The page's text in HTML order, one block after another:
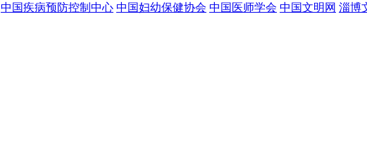
中国疾病预防控制中心 中国妇幼保健协会 中国医师学会 中国文明网 淄博